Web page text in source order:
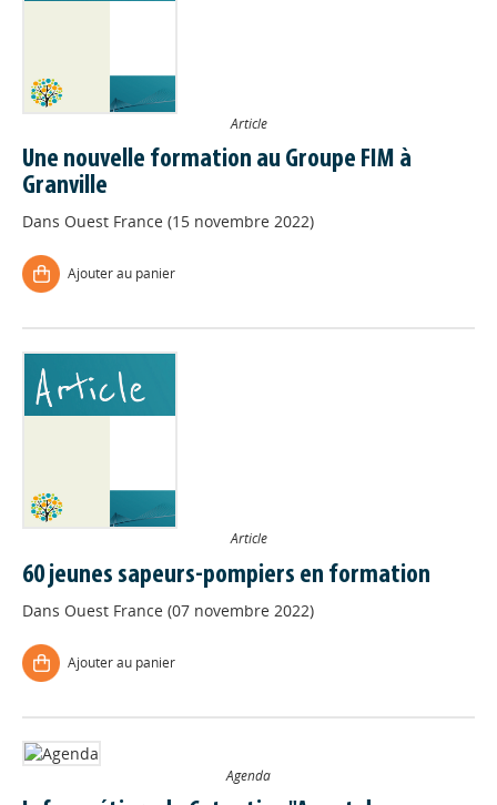
Article
Une nouvelle formation au Groupe FIM à
Granville
Dans Ouest France (15 novembre 2022)
Ajouter au panier
Article
60 jeunes sapeurs-pompiers en formation
Dans Ouest France (07 novembre 2022)
Ajouter au panier
Agenda